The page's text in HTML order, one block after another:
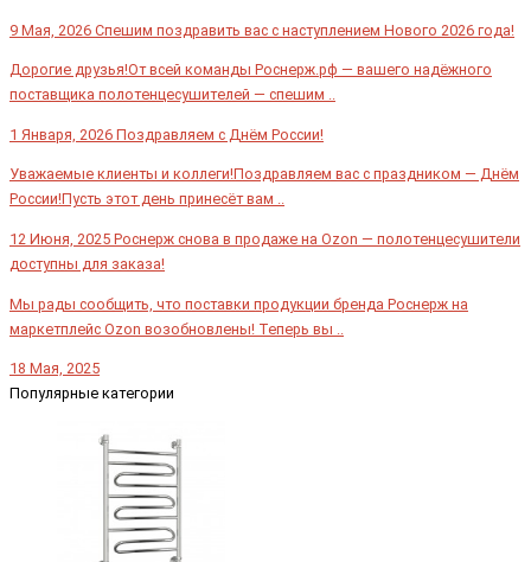
9 Мая, 2026 Спешим поздравить вас с наступлением Нового 2026 года!
Дорогие друзья!От всей команды Роснерж.рф — вашего надёжного
поставщика полотенцесушителей — спешим ..
1 Января, 2026 Поздравляем с Днём России!
Уважаемые клиенты и коллеги!Поздравляем вас с праздником — Днём
России!Пусть этот день принесёт вам ..
12 Июня, 2025 Роснерж снова в продаже на Ozon — полотенцесушители
доступны для заказа!
Мы рады сообщить, что поставки продукции бренда Роснерж на
маркетплейс Ozon возобновлены! Теперь вы ..
18 Мая, 2025
Популярные категории